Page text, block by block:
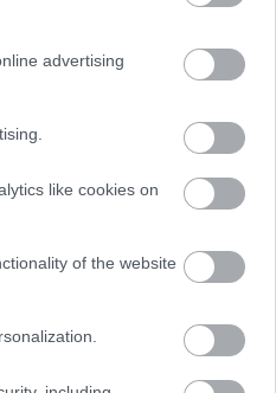
advertising
like cookies on
of the website
teszi kis
a
a Sabaton
már
A
80-as évek